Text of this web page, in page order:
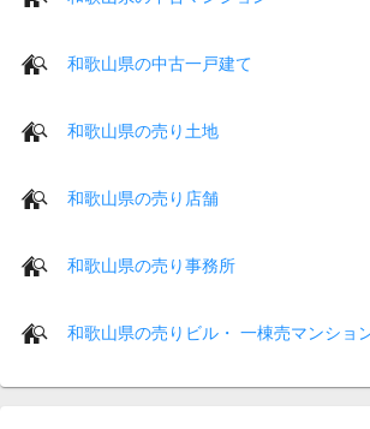
和歌山県の中古一戸建て
和歌山県の売り土地
和歌山県の売り店舗
和歌山県の売り事務所
和歌山県の売りビル・ 一棟売マンショ